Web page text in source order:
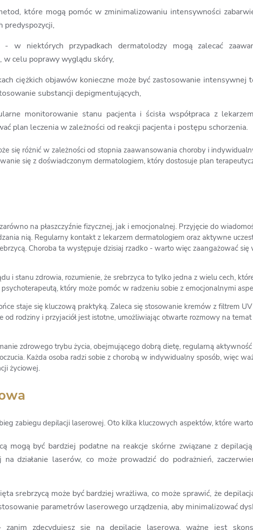
które mogą pomóc w zminimalizowaniu intensywności
predyspozycji,
w niektórych przypadkach dermatolodzy mogą zalecać
w celu poprawy wyglądu skóry,
ciężkich objawów konieczne może być zastosowanie intensywnej
substancji depigmentujących,
monitorowanie stanu pacjenta i ścisła współpraca z
plan leczenia w zależności od reakcji pacjenta i postępu schorzenia.
się różnić w zależności od stopnia zaawansowania choroby i
się z doświadczonym dermatologiem, który dostosuje plan
na płaszczyźnie fizycznej, jak i emocjonalnej. Przyjęcie do
nią. Regularny kontakt z lekarzem dermatologiem oraz aktywne
Choroba ta występuje dzisiaj rzadko - warto więc zaangażować się
i stanu zdrowia, rozumienie, że srebrzyca to tylko jedna z wielu cech,
który może pomóc w radzeniu sobie z emocjonalnymi
staje się kluczową praktyką. Zaleca się stosowanie kremów z filtrem
od rodziny i przyjaciół jest istotne, umożliwiając otwarte rozmowy na
zdrowego trybu życia, obejmującego dobrą dietę, regularną
Każda osoba radzi sobie z chorobą w indywidualny sposób, więc
życiowej.
zabiegu depilacji laserowej. Oto kilka kluczowych aspektów, które
mogą być bardziej podatne na reakcje skórne związane z
działanie laserów, co może prowadzić do podrażnień,
srebrzycą może być bardziej wrażliwa, co może sprawić, że
parametrów laserowego urządzenia, aby minimalizować
zanim zdecydujesz się na depilację laserową, ważne jest